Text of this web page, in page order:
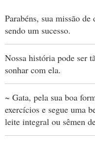
Parabéns, sua missão
sendo um sucesso.
Nossa história pode ser
sonhar com ela.
~ Gata, pela sua boa
exercícios e segue uma
leite integral ou sêmen